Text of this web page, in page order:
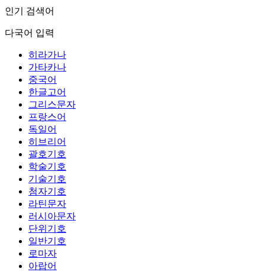
인기 검색어
다국어 입력
히라가나
가타카나
중국어
한글고어
그리스문자
프랑스어
독일어
히브리어
괄호기호
학술기호
기술기호
첨자기호
라틴문자
러시아문자
단위기호
일반기호
로마자
아랍어